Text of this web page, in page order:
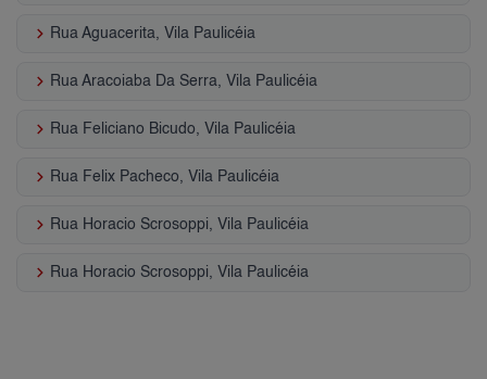
keyboard_arrow_right Rua Aguacerita, Vila Paulicéia
keyboard_arrow_right Rua Aracoiaba Da Serra, Vila Paulicéia
keyboard_arrow_right Rua Feliciano Bicudo, Vila Paulicéia
keyboard_arrow_right Rua Felix Pacheco, Vila Paulicéia
keyboard_arrow_right Rua Horacio Scrosoppi, Vila Paulicéia
keyboard_arrow_right Rua Horacio Scrosoppi, Vila Paulicéia